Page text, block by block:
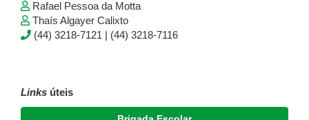
Rafael Pessoa da Motta
Thaís Algayer Calixto
(44) 3218-7121 | (44) 3218-7116
Links úteis